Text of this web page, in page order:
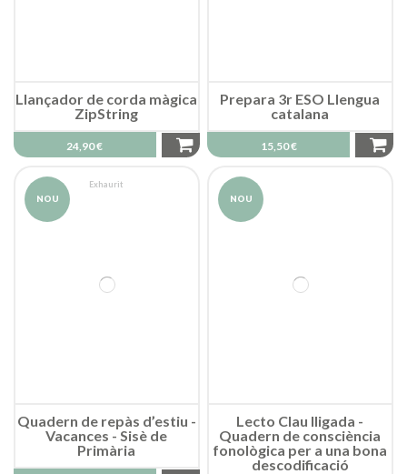
Llançador de corda màgica
ZipString
24,90 €
Prepara 3r ESO Llengua
catalana
15,50 €
NOU
Exhaurit
Quadern de repàs d’estiu -
Vacances - Sisè de
Primària
NOU
Lecto Clau lligada -
Quadern de consciència
fonològica per a una bona
descodificació